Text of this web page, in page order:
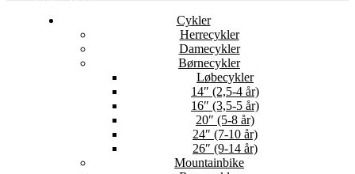
Cykler
Herrecykler
Damecykler
Børnecykler
Løbecykler
14″ (2,5-4 år)
16″ (3,5-5 år)
20″ (5-8 år)
24″ (7-10 år)
26″ (9-14 år)
Mountainbike